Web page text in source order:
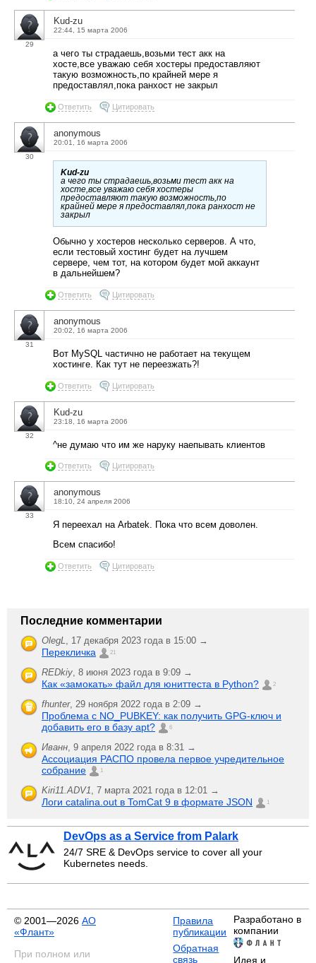
29
Kud-zu
22:44, 15 марта 2006
а чего ты страдаешь,возьми тест акк на
хосте,все уважаю себя хостеры предоставляют
такую возможность,по крайней мере я
предоставлял,пока ранхост не закрыл
Ответить Цитировать
30
anonymous
20:01, 16 марта 2006
Kud-zu
а чего ты страдаешь,возьми тест акк на
хосте,все уважаю себя хостеры
предоставляют такую возможность,по
крайней мере я предоставлял,пока ранхост не
закрыл
Обычно у хостеров несколько серверов. А что,
если тестовый хостинг будет на лучшем
сервере, чем тот, на котором будет мой аккаунт
в дальнейшем?
Ответить Цитировать
31
anonymous
20:02, 16 марта 2006
Вот MySQL частично не работает на текущем
хостинге. Как тут не переезжать?!
Ответить Цитировать
32
Kud-zu
23:18, 16 марта 2006
^не думаю что им же наруку наепывать клиентов
Ответить Цитировать
33
anonymous
18:10, 24 апреля 2006
Я переехал на Arbatek. Пока что всем доволен.
Всем спасибо!
Ответить Цитировать
Последние комментарии
OlegL, 17 декабря 2023 года в 15:00 →
Перекличка 21
REDkiy, 8 июня 2023 года в 9:09 →
Как «замокать» файл для юниттеста в Python? 2
fhunter, 29 ноября 2022 года в 2:09 →
Проблема с NO_PUBKEY: как получить GPG-ключ и
добавить его в базу apt?
6
Иванн, 9 апреля 2022 года в 8:31 →
Ассоциация РАСПО провела первое учредительное
собрание
1
Kiri11.ADV1, 7 марта 2021 года в 12:01 →
Логи catalina.out в TomCat 9 в формате JSON 1
DevOps as a Service from Palark
24/7 SRE & DevOps service to cover all your
Kubernetes needs.
© 2001—2026 АО
«Флант»
При полном или
Правила
публикации
Обратная
связь
Разработано в
компании
Идея и